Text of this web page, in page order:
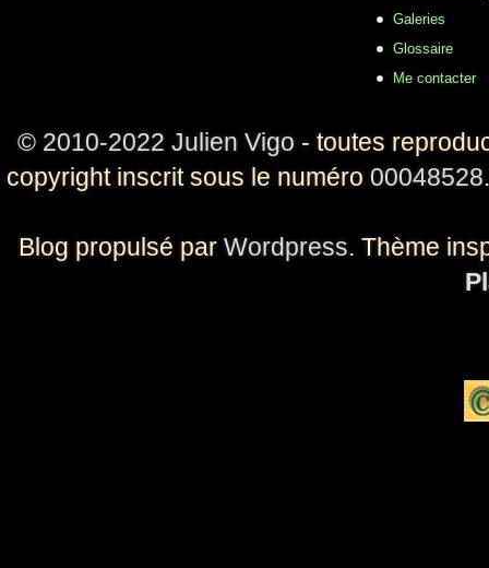
Galeries
Glossaire
Me contacter
© 2010-2022 Julien Vigo - toutes
copyright inscrit sous le numéro 00048528
Blog propulsé par Wordpress. Thème